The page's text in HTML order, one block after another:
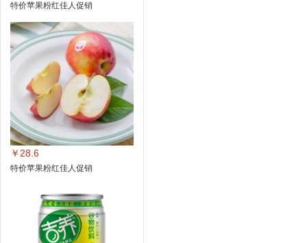
特价苹果粉红佳人促销
￥28.6
特价苹果粉红佳人促销